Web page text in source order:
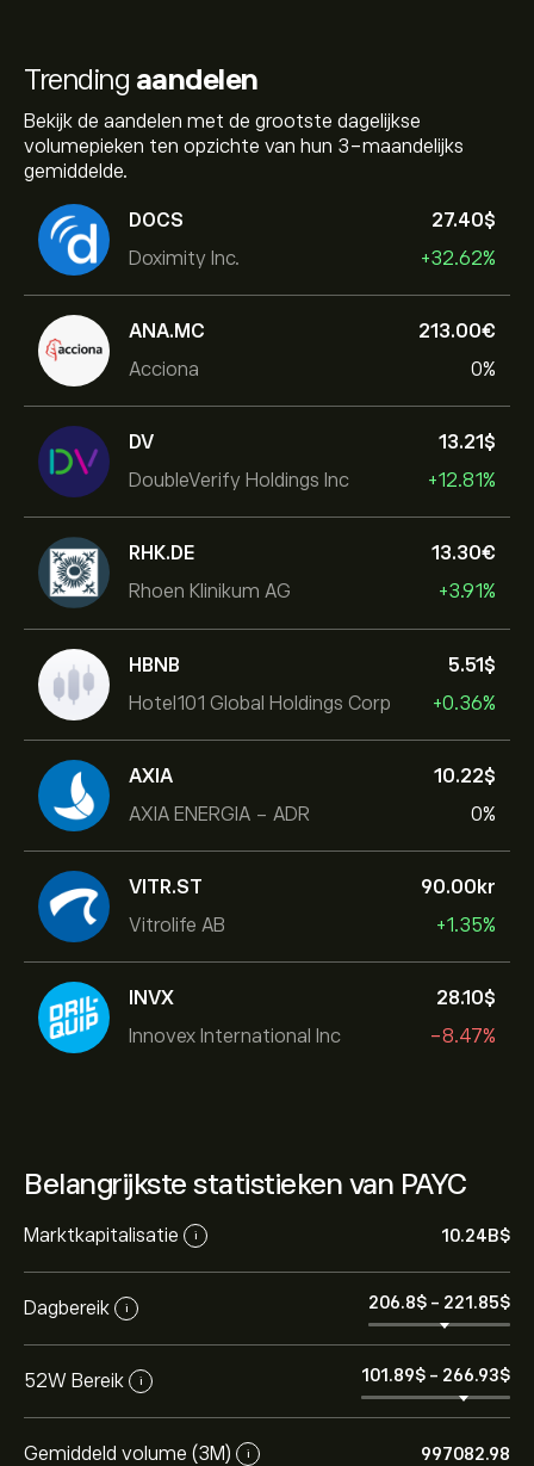
Trending aandelen
Bekijk de aandelen met de grootste dagelijkse
volumepieken ten opzichte van hun 3-maandelijks
gemiddelde.
DOCS
Doximity Inc.
27.40‎$‎
+32.62%
ANA.MC
Acciona
213.00‎€‎
0%
DV
DoubleVerify Holdings Inc
13.21‎$‎
+12.81%
RHK.DE
Rhoen Klinikum AG
13.30‎€‎
+3.91%
HBNB
Hotel101 Global Holdings Corp
5.51‎$‎
+0.36%
AXIA
AXIA ENERGIA - ADR
10.22‎$‎
0%
VITR.ST
Vitrolife AB
90.00‎kr‎
+1.35%
INVX
Innovex International Inc
28.10‎$‎
-8.47%
Belangrijkste statistieken van PAYC
Marktkapitalisatie i 10.24B‎$‎
Dagbereik i 206.8‎$‎ - 221.85‎$‎
52W Bereik i 101.89‎$‎ - 266.93‎$‎
Gemiddeld volume (3M) i 997082.98